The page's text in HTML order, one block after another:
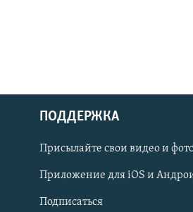
Українською
Qırımtatar
ПРИСОЕДИНЯЙТЕСЬ!
ПОДДЕРЖКА
Присылайте свои видео и
Приложение для iOS и
Подписаться